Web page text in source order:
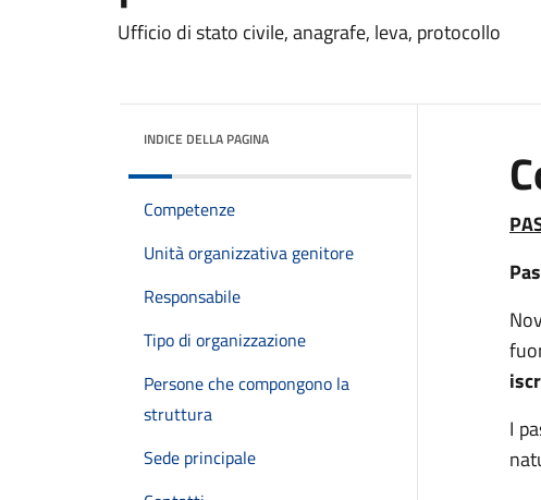
Ufficio di stato civile, anagrafe, leva, protocollo
INDICE DELLA PAGINA
Competenze
Unità organizzativa genitore
Responsabile
Tipo di organizzazione
Persone che compongono la
struttura
Sede principale
I